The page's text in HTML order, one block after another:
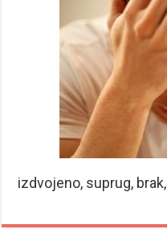
izdvojeno, suprug, brak,